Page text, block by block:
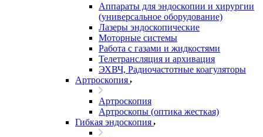
Аппараты для эндоскопии и хирургии
(универсальное оборудование)
Лазеры эндоскопические
Моторные системы
Работа с газами и жидкостями
Телетрансляция и архивация
ЭХВЧ, Радиочастотные коагуляторы
Артроскопия
Артроскопия
Артроскопы (оптика жесткая)
Гибкая эндоскопия